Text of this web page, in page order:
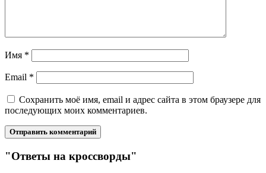
Имя *
Email *
Сохранить моё имя, email и адрес сайта в этом браузере для
последующих моих комментариев.
"Ответы на кроссворды"